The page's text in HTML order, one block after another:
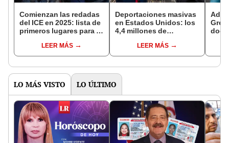
Comienzan las redadas
del ICE en 2025: lista de
primeros lugares para la
inmigrantes en EE. UU.
LEER MÁS
Deportaciones masivas
en Estados Unidos: los
4,4 millones de
del país entre los
gobiernos de Obama y
LEER MÁS
en
LO MÁS VISTO LO ÚLTIMO